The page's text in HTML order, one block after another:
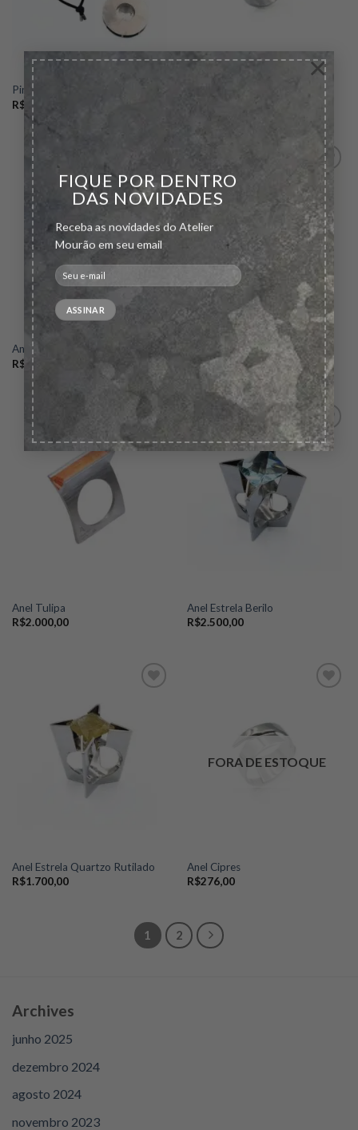
FIQUE POR DENTRO
DAS NOVIDADES
Receba as novidades do Atelier
Mourão em seu email
×
Pingente Roda
R$
2.000,00
wishlist
Anel Navete Quartzo Fumê
R$
1.000,00
Add to
wishlist
Anel Navete Praziolita
R$1.000,00
Anel Tulipa
R$2.000,00
wishlist
Anel Estrela Berilo
R$2.500,00
Anel Estrela Quartzo Rutilado
R$1.700,00
FORA DE ESTOQUE
Anel Cipres
R$276,00
1 2
Archives
junho 2025
dezembro 2024
agosto 2024
novembro 2023